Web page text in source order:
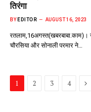
तिरंगा
BY EDITOR AUGUST 16, 2023
रतलाम,16अगस्त(खबरबाबा.काम)।
चौरसिया और सोनाली परमार ने…
1 2 3 4